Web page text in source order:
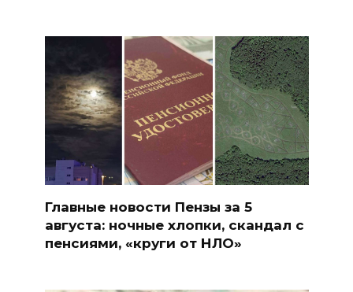
Главные новости Пензы за 5
августа: ночные хлопки, скандал с
пенсиями, «круги от НЛО»